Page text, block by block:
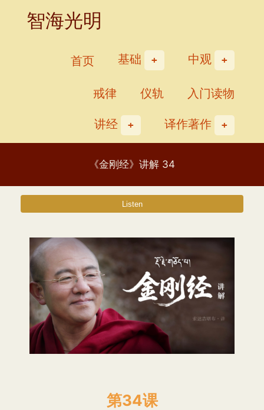
智海光明
首页 基础
中观
戒律
仪轨
入门读物
讲经
译作著作
《金刚经》讲解 34
第34课